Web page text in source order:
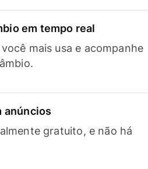
em tempo real
mais usa e acompanhe
anúncios
gratuito, e não há